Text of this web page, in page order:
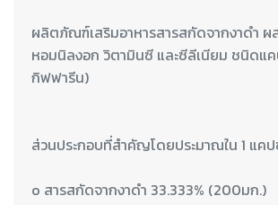
ผลิตภัณฑ์เสริมอาหารสารสกัดจากงาดำ ผ
หอมนิลงอก วิตามินซี และซีลีเนียม ชนิดแ
ส่วนประกอบที่สำคัญโดยประมาณใน 1 แค
o สารสกัดจากงาดำ 33.333% (200มก.)